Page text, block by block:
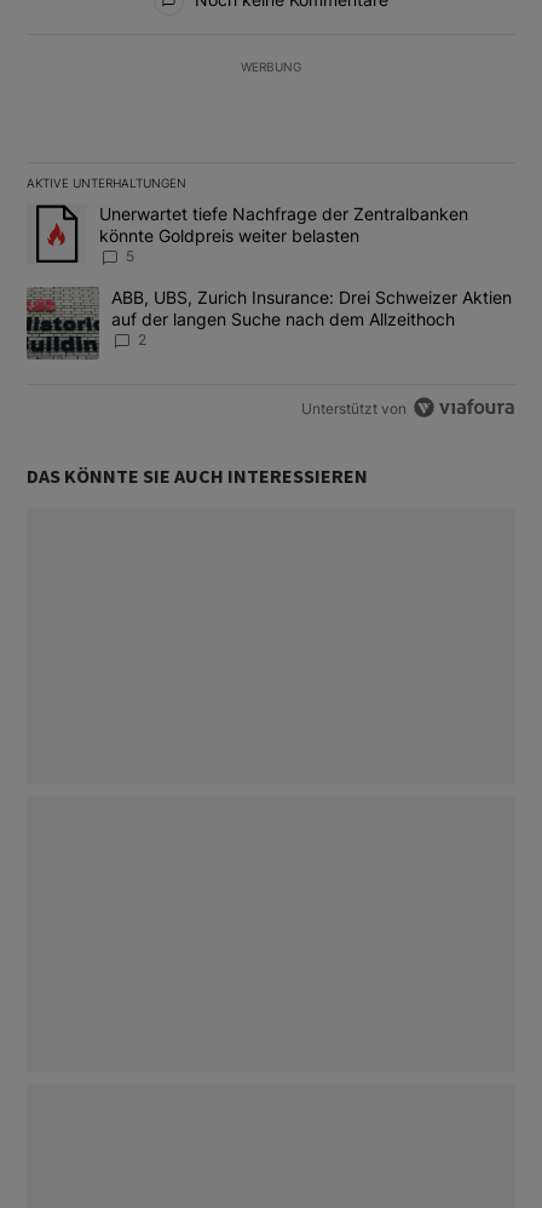
WERBUNG
AKTIVE UNTERHALTUNGEN
Das Folgende ist eine Liste der am meisten kommentierten
Ein Trendartikel mit dem Titel "Unerwartet tiefe Nachfrage der
Unerwartet tiefe Nachfrage der Zentralbanken
könnte Goldpreis weiter belasten
5
Ein Trendartikel mit dem Titel "ABB, UBS, Zurich Insurance:
ABB, UBS, Zurich Insurance: Drei Schweizer Aktien
auf der langen Suche nach dem Allzeithoch
2
Unterstützt von
DAS KÖNNTE SIE AUCH INTERESSIEREN